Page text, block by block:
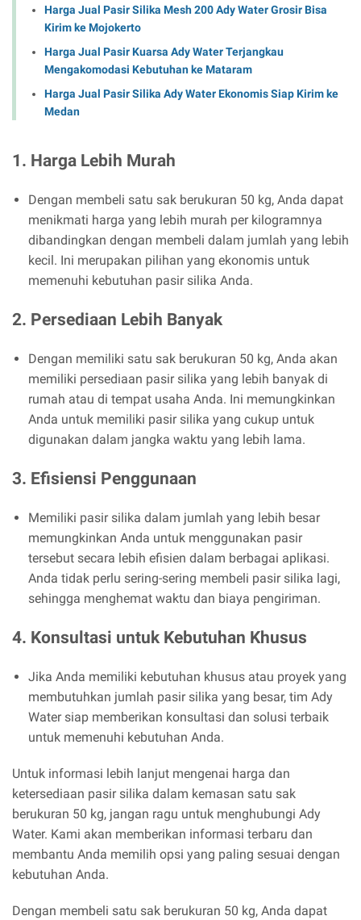
Harga Jual Pasir Silika Mesh 200 Ady Water Grosir Bisa
Kirim ke Mojokerto
Harga Jual Pasir Kuarsa Ady Water Terjangkau
Mengakomodasi Kebutuhan ke Mataram
Harga Jual Pasir Silika Ady Water Ekonomis Siap Kirim ke
Medan
1. Harga Lebih Murah
Dengan membeli satu sak berukuran 50 kg, Anda dapat
menikmati harga yang lebih murah per kilogramnya
dibandingkan dengan membeli dalam jumlah yang lebih
kecil. Ini merupakan pilihan yang ekonomis untuk
memenuhi kebutuhan pasir silika Anda.
2. Persediaan Lebih Banyak
Dengan memiliki satu sak berukuran 50 kg, Anda akan
memiliki persediaan pasir silika yang lebih banyak di
rumah atau di tempat usaha Anda. Ini memungkinkan
Anda untuk memiliki pasir silika yang cukup untuk
digunakan dalam jangka waktu yang lebih lama.
3. Efisiensi Penggunaan
Memiliki pasir silika dalam jumlah yang lebih besar
memungkinkan Anda untuk menggunakan pasir
tersebut secara lebih efisien dalam berbagai aplikasi.
Anda tidak perlu sering-sering membeli pasir silika lagi,
sehingga menghemat waktu dan biaya pengiriman.
4. Konsultasi untuk Kebutuhan Khusus
Jika Anda memiliki kebutuhan khusus atau proyek yang
membutuhkan jumlah pasir silika yang besar, tim Ady
Water siap memberikan konsultasi dan solusi terbaik
untuk memenuhi kebutuhan Anda.
Untuk informasi lebih lanjut mengenai harga dan
ketersediaan pasir silika dalam kemasan satu sak
berukuran 50 kg, jangan ragu untuk menghubungi Ady
Water. Kami akan memberikan informasi terbaru dan
membantu Anda memilih opsi yang paling sesuai dengan
kebutuhan Anda.
Dengan membeli satu sak berukuran 50 kg, Anda dapat